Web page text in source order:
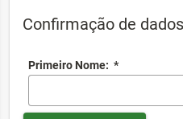
Confirmação de dados
Primeiro Nome: *